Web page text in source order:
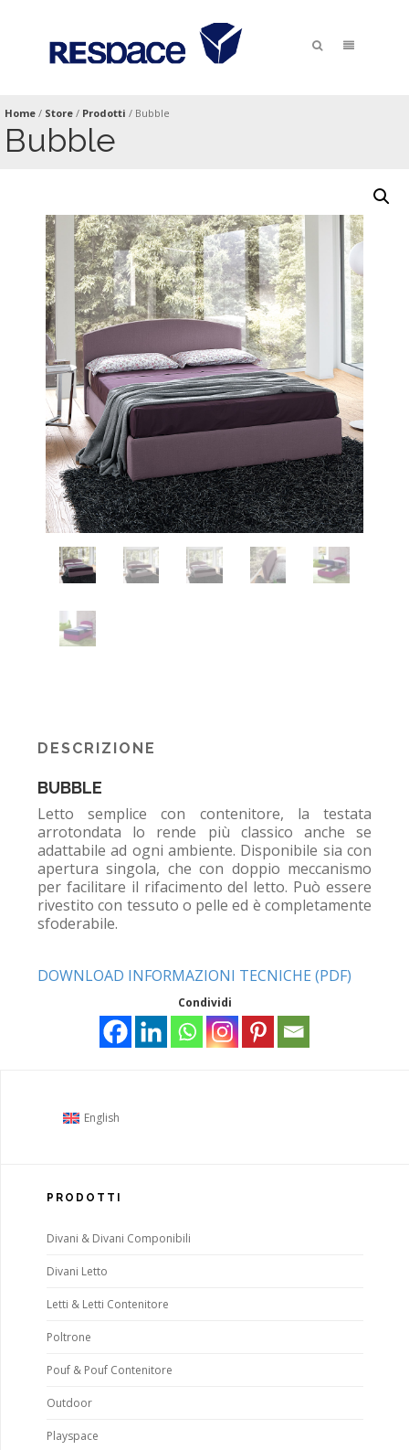
Home / Store / Prodotti / Bubble
Bubble
DESCRIZIONE
BUBBLE
Letto semplice con contenitore, la testata
arrotondata lo rende più classico anche se
adattabile ad ogni ambiente. Disponibile sia con
apertura singola, che con doppio meccanismo
per facilitare il rifacimento del letto. Può essere
rivestito con tessuto o pelle ed è completamente
sfoderabile.
DOWNLOAD INFORMAZIONI TECNICHE (PDF)
Condividi
English
PRODOTTI
Divani & Divani Componibili
Divani Letto
Letti & Letti Contenitore
Poltrone
Pouf & Pouf Contenitore
Outdoor
Playspace